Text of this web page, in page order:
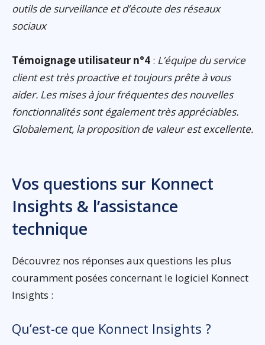
outils de surveillance et d’écoute des réseaux
sociaux
Témoignage utilisateur n°4 : L’équipe du service
client est très proactive et toujours prête à vous
aider. Les mises à jour fréquentes des nouvelles
fonctionnalités sont également très appréciables.
Globalement, la proposition de valeur est excellente.
Vos questions sur Konnect
Insights & l’assistance
technique
Découvrez nos réponses aux questions les plus
couramment posées concernant le logiciel Konnect
Insights :
Qu’est-ce que Konnect Insights ?